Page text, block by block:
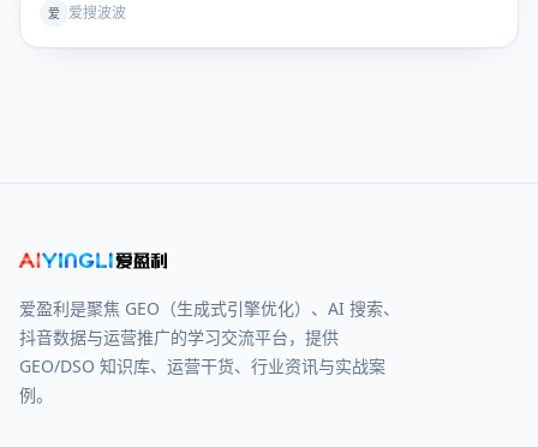
GEO（生成式引擎优化）彻底解决“如何让AI主动推荐自家品
爱 爱搜波波
爱盈利是聚焦 GEO（生成式引擎优化）、AI 搜索、
抖音数据与运营推广的学习交流平台，提供
GEO/DSO 知识库、运营干货、行业资讯与实战案
例。